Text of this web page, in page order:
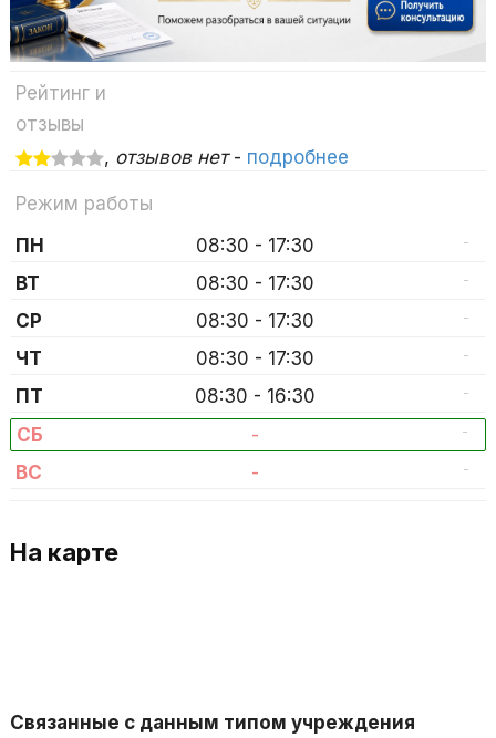
Рейтинг и
отзывы
, отзывов нет- подробнее
Режим работы
ПН
08:30 - 17:30 -
ВТ 08:30 - 17:30 -
СР 08:30 - 17:30 -
ЧТ 08:30 - 17:30 -
ПТ 08:30 - 16:30 -
СБ - -
ВС - -
На карте
Связанные с данным типом учреждения